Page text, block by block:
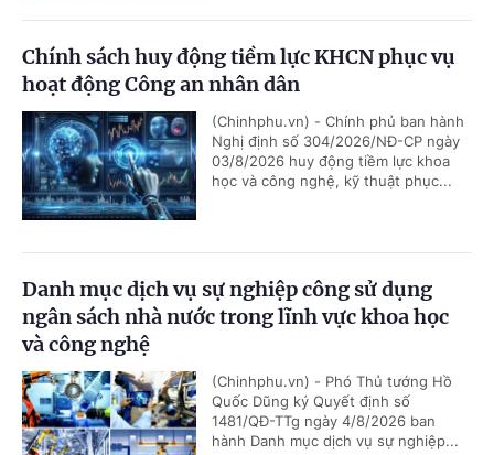
Chính sách huy động tiềm lực KHCN phục vụ
hoạt động Công an nhân dân
(Chinhphu.vn) - Chính phủ ban hành
Nghị định số 304/2026/NĐ-CP ngày
03/8/2026 huy động tiềm lực khoa
học và công nghệ, kỹ thuật phục...
Danh mục dịch vụ sự nghiệp công sử dụng
ngân sách nhà nước trong lĩnh vực khoa học
và công nghệ
(Chinhphu.vn) - Phó Thủ tướng Hồ
Quốc Dũng ký Quyết định số
1481/QĐ-TTg ngày 4/8/2026 ban
hành Danh mục dịch vụ sự nghiệp...